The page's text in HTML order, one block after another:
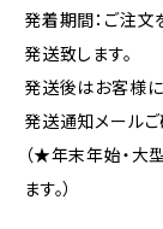
発着期間：ご注文
発送致します。
発送後はお客様
発送通知メールご
（★年末年始・大
ます。）